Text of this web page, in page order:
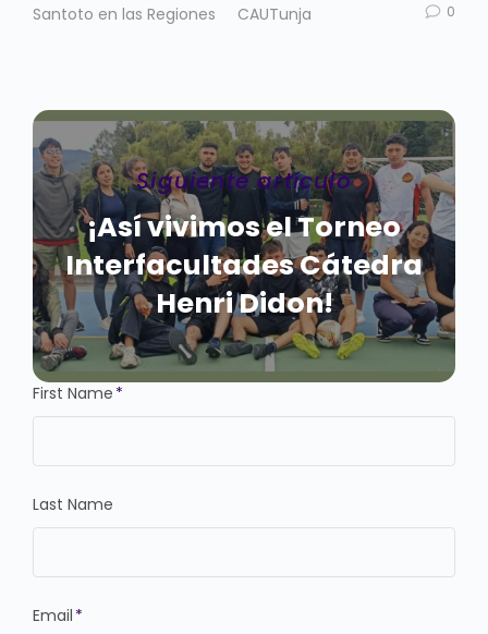
Santoto en las Regiones CAUTunja 0
Siguiente artículo
¡Así vivimos el Torneo
Interfacultades Cátedra
Henri Didon!
First Name *
Last Name
Email *